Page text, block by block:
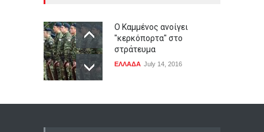
Ο Καμμένος ανοίγει
"κερκόπορτα" στο
στράτευμα
ΕΛΛΑΔΑ July 14, 2016